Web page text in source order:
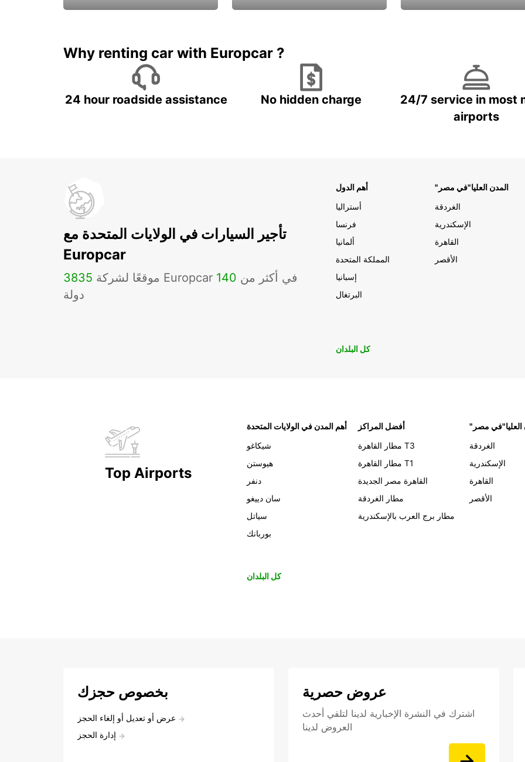
Why renting car with Europcar ?
24 hour roadside assistance No hidden charge
24/7 service in most
airports
تأجير السيارات في الولايات المتحدة مع
Europcar
3835 موقعًا لشركة Europcar في أكثر من 140
دولة
أهم الدول
أستراليا
فرنسا
ألمانيا
المملكة المتحدة
إسبانيا
البرتغال
"المدن العليا"في مصر
الغردقة
الإسكندرية
القاهرة
الأقصر
كل البلدان
Top Airports
أهم المدن في الولايات المتحدة
شيكاغو
هيوستن
دنفر
سان دييغو
سياتل
بوربانك
أفضل المراكز
مطار القاهرة T3
مطار القاهرة T1
القاهرة مصر الجديدة
مطار الغردقة
مطار برج العرب بالإسكندرية
العليا"في مصر
الغردقة
الإسكندرية
القاهرة
الأقصر
كل البلدان
بخصوص حجزك
عرض أو تعديل أو إلغاء الحجز
إدارة الحجز
عروض حصرية
اشترك في النشرة الإخبارية لدينا لتلقي أحدث
العروض لدينا